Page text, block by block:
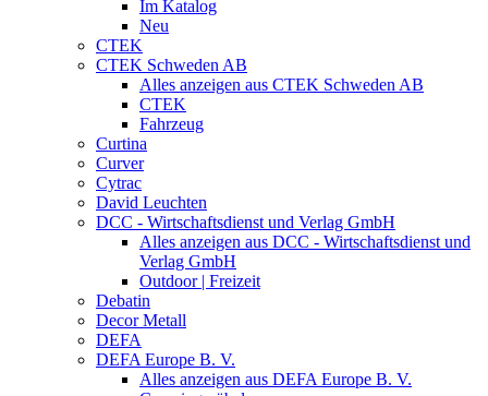
Im Katalog
Neu
CTEK
CTEK Schweden AB
Alles anzeigen aus CTEK Schweden AB
CTEK
Fahrzeug
Curtina
Curver
Cytrac
David Leuchten
DCC - Wirtschaftsdienst und Verlag GmbH
Alles anzeigen aus DCC - Wirtschaftsdienst und
Verlag GmbH
Outdoor | Freizeit
Debatin
Decor Metall
DEFA
DEFA Europe B. V.
Alles anzeigen aus DEFA Europe B. V.